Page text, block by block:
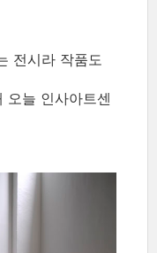
전시라 작품도
오늘 인사아트센